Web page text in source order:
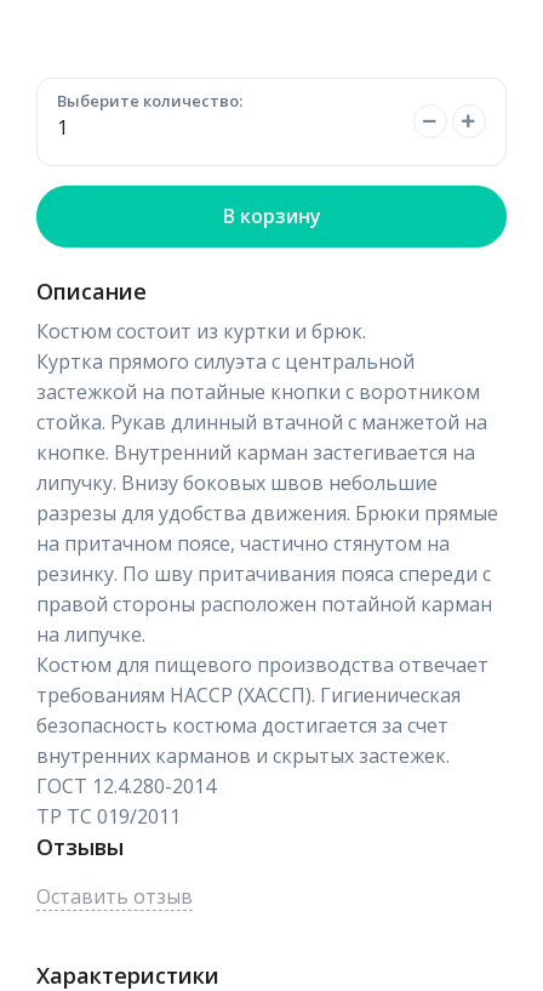
Выберите количество:
В корзину
Описание
Костюм состоит из куртки и брюк.
Куртка прямого силуэта с центральной
застежкой на потайные кнопки с воротником
стойка. Рукав длинный втачной с манжетой на
кнопке. Внутренний карман застегивается на
липучку. Внизу боковых швов небольшие
разрезы для удобства движения. Брюки прямые
на притачном поясе, частично стянутом на
резинку. По шву притачивания пояса спереди с
правой стороны расположен потайной карман
на липучке.
Костюм для пищевого производства отвечает
требованиям НАССР (ХАССП). Гигиеническая
безопасность костюма достигается за счет
внутренних карманов и скрытых застежек.
ГОСТ 12.4.280-2014
ТР ТС 019/2011
Отзывы
Оставить отзыв
Характеристики